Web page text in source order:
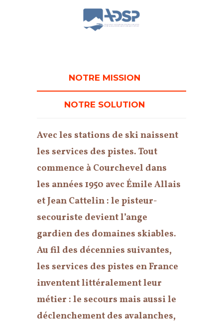
NOTRE MISSION
NOTRE SOLUTION
Avec les stations de ski naissent
les services des pistes. Tout
commence à Courchevel dans
les années 1950 avec Émile Allais
et Jean Cattelin : le pisteur-
secouriste devient l’ange
gardien des domaines skiables.
Au fil des décennies suivantes,
les services des pistes en France
inventent littéralement leur
métier : le secours mais aussi le
déclenchement des avalanches,